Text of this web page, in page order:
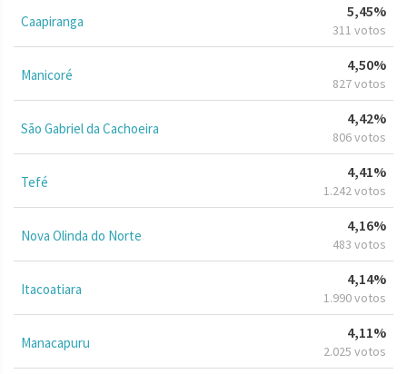
Caapiranga
5,45%
311 votos
Manicoré
4,50%
827 votos
São Gabriel da Cachoeira
4,42%
806 votos
Tefé
4,41%
1.242 votos
Nova Olinda do Norte
4,16%
483 votos
Itacoatiara
4,14%
1.990 votos
Manacapuru
4,11%
2.025 votos